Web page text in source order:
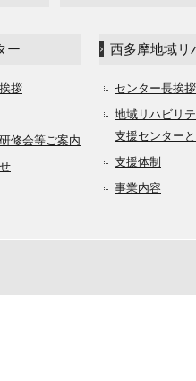
ー
拶
修会等ご案内
西多摩地域リ
センター長挨拶
地域リハビリ
支援センター
支援体制
事業内容